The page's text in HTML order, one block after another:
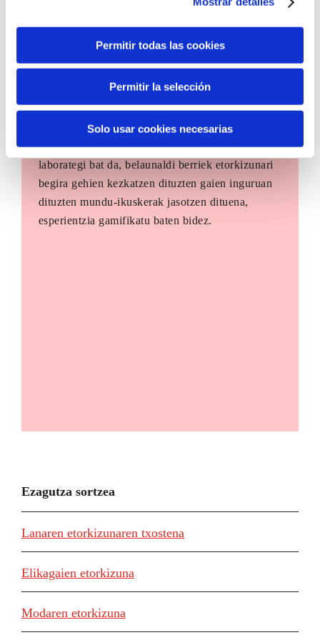
Permitir todas las cookies
Permitir la selección
Solo usar cookies necesarias
The Future Game
The Future Game gazteen parte-hartzerako
laborategi bat da, belaunaldi berriek etorkizunari
begira gehien kezkatzen dituzten gaien inguruan
dituzten mundu-ikuskerak jasotzen dituena,
esperientzia gamifikatu baten bidez.
Ezagutza sortzea
Lanaren etorkizunaren txostena
Elikagaien etorkizuna
Modaren etorkizuna